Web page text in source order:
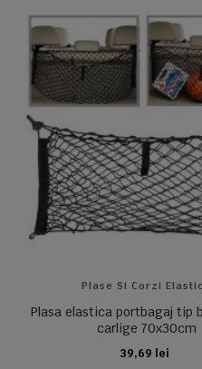
Plase Si Corzi
Plasa elastica portbagaj tip
carlige 70x30cm
39,69 lei
ADAUGA IN COS